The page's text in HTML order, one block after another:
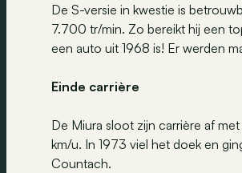
De S-versie in kwestie is
7.700 tr/min. Zo bereikt hij een
een auto uit 1968 is! Er werden
Einde carrière
De Miura sloot zijn carrière af
km/u. In 1973 viel het doek en
Countach.